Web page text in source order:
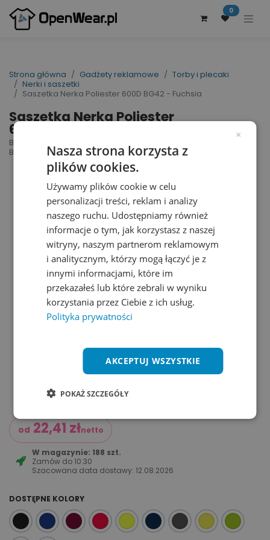
0
Strona główna Gadżety reklamowe
Torby i plecaki
Nerki i saszetki
Saszetka Nerka Poliester 600D BG42 - Fuchsia
Saszetka Nerka Poliester
600D BG42 - Fuchsia
Belt Bag | nr art.: BG42 | nr art. producenta:
BG42
od 22,41 złnetto
W magazynie: 188 szt.
Zamów do 10:30
Szacowana data dostawy:12.08.2026
DOSTĘPNE KOLORY
×
Nasza strona korzysta z
plików cookies.
Używamy plików cookie w celu
personalizacji treści, reklam i analizy
naszego ruchu. Udostępniamy również
informacje o tym, jak korzystasz z naszej
witryny, naszym partnerom reklamowym
i analitycznym, którzy mogą łączyć je z
innymi informacjami, które im
przekazałeś lub które zebrali w wyniku
korzystania przez Ciebie z ich usług.
Polityka prywatności
AKCEPTUJ WSZYSTKIE
POKAŻ SZCZEGÓŁY